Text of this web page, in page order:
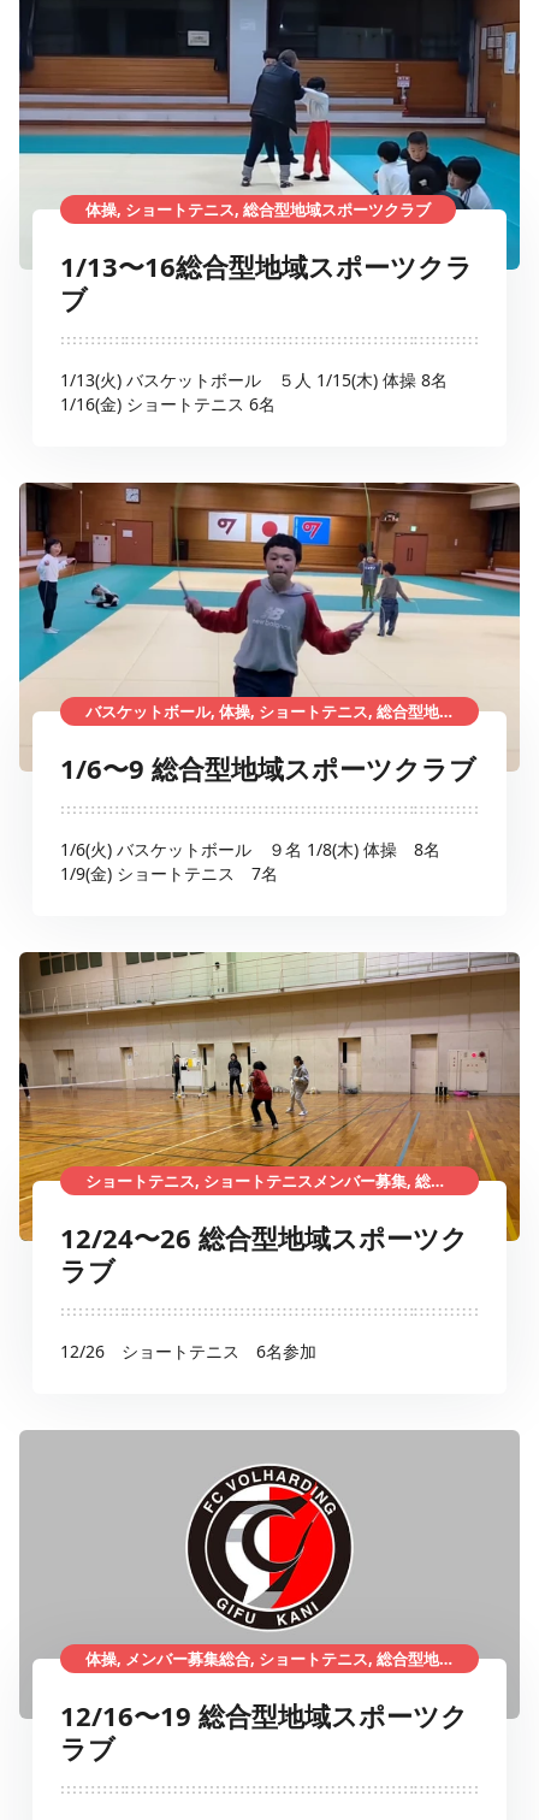
体操, ショートテニス, 総合型地域スポーツクラブ
1/13〜16総合型地域スポーツクラ
ブ
1/13(火) バスケットボール ５人 1/15(木) 体操 8名
1/16(金) ショートテニス 6名
バスケットボール, 体操, ショートテニス, 総合型地域スポーツクラブ
1/6〜9 総合型地域スポーツクラブ
1/6(火) バスケットボール ９名 1/8(木) 体操 8名
1/9(金) ショートテニス 7名
ショートテニス, ショートテニスメンバー募集, 総合型地域スポーツクラブ
12/24〜26 総合型地域スポーツク
ラブ
12/26 ショートテニス 6名参加
体操, メンバー募集総合, ショートテニス, 総合型地域スポーツクラブ
12/16〜19 総合型地域スポーツク
ラブ